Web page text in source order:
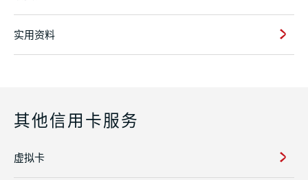
实用资料
其他信用卡服务
虚拟卡